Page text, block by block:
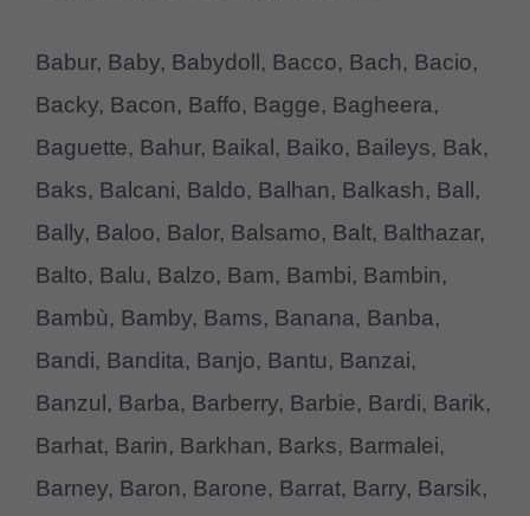
Babur, Baby, Babydoll, Bacco, Bach, Bacio,
Backy, Bacon, Baffo, Bagge, Bagheera,
Baguette, Bahur, Baikal, Baiko, Baileys, Bak,
Baks, Balcani, Baldo, Balhan, Balkash, Ball,
Bally, Baloo, Balor, Balsamo, Balt, Balthazar,
Balto, Balu, Balzo, Bam, Bambi, Bambin,
Bambù, Bamby, Bams, Banana, Banba,
Bandi, Bandita, Banjo, Bantu, Banzai,
Banzul, Barba, Barberry, Barbie, Bardi, Barik,
Barhat, Barin, Barkhan, Barks, Barmalei,
Barney, Baron, Barone, Barrat, Barry, Barsik,